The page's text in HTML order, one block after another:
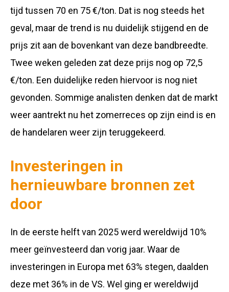
tijd tussen 70 en 75 €/ton. Dat is nog steeds het
geval, maar de trend is nu duidelijk stijgend en de
prijs zit aan de bovenkant van deze bandbreedte.
Twee weken geleden zat deze prijs nog op 72,5
€/ton. Een duidelijke reden hiervoor is nog niet
gevonden. Sommige analisten denken dat de markt
weer aantrekt nu het zomerreces op zijn eind is en
de handelaren weer zijn teruggekeerd.
Investeringen in
hernieuwbare bronnen zet
door
In de eerste helft van 2025 werd wereldwijd 10%
meer geïnvesteerd dan vorig jaar. Waar de
investeringen in Europa met 63% stegen, daalden
deze met 36% in de VS. Wel ging er wereldwijd